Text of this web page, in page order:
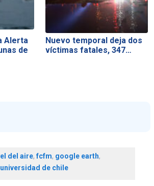
Alerta
de
Nuevo temporal deja dos
víctimas fatales, 347…
del aire,fcfm, google earth,
universidad de chile